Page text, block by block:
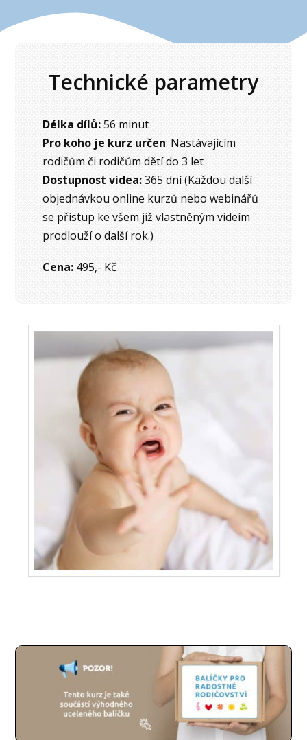
Technické parametry
Délka dílů:56 minut
Pro koho je kurz určen: Nastávajícím
rodičům či rodičům dětí do 3 let
Dostupnost videa:365 dní (Každou další
objednávkou online kurzů nebo webinářů
se přístup ke všem již vlastněným videím
prodlouží o další rok.)
Cena: 495,- Kč